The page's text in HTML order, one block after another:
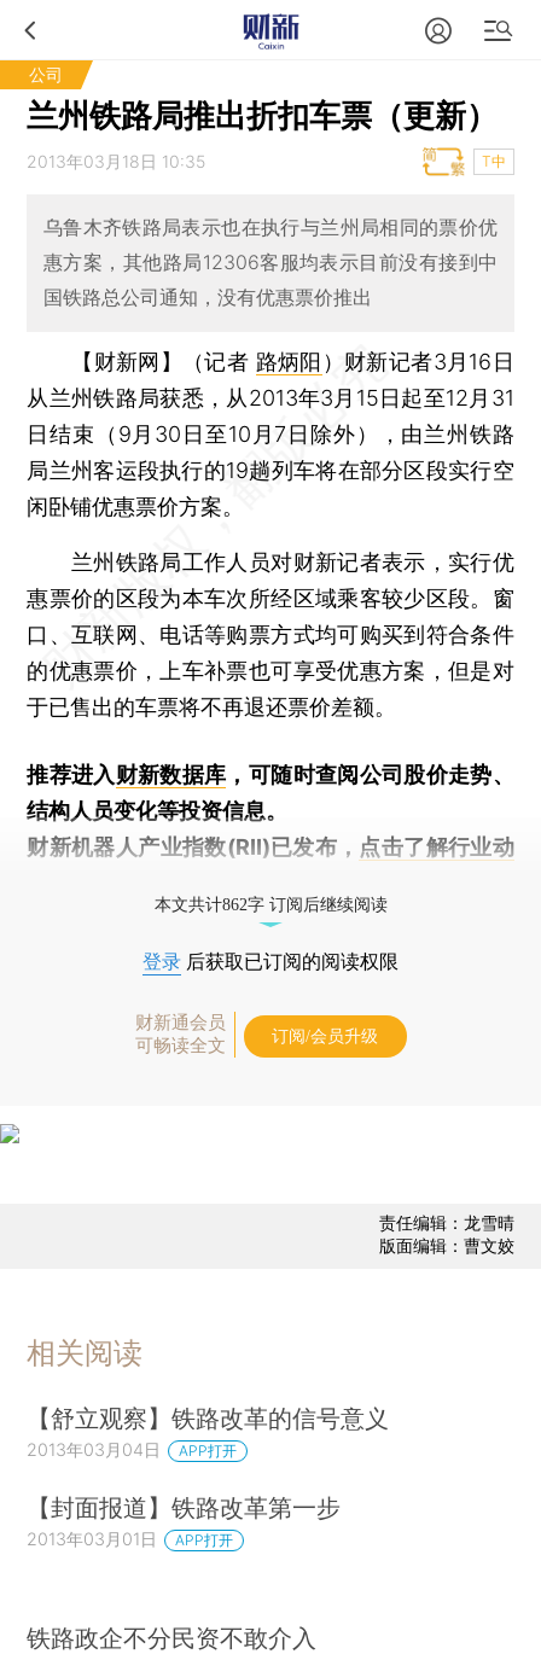
公司
兰州铁路局推出折扣车票（更新）
2013年03月18日 10:35 T中
乌鲁木齐铁路局表示也在执行与兰州局相同的票价优
惠方案，其他路局12306客服均表示目前没有接到中
国铁路总公司通知，没有优惠票价推出
【财新网】（记者 路炳阳 ） 财新记者3月16日
从兰州铁路局获悉，从2013年3月15日起至12月31
日结束（9月30日至10月7日除外），由兰州铁路
局兰州客运段执行的19趟列车将在部分区段实行空
闲卧铺优惠票价方案。
兰州铁路局工作人员对财新记者表示，实行优
惠票价的区段为本车次所经区域乘客较少区段。窗
口、互联网、电话等购票方式均可购买到符合条件
的优惠票价，上车补票也可享受优惠方案，但是对
于已售出的车票将不再退还票价差额。
推荐进入财新数据库 ，可随时查阅公司股价走势、
结构人员变化等投资信息。
财新机器人产业指数(RII)已发布， 点击了解行业动
本文共计862字 订阅后继续阅读
登录 后获取已订阅的阅读权限
财新通会员
可畅读全文
订阅/会员升级
责任编辑：龙雪晴
版面编辑：曹文姣
相关阅读
【舒立观察】铁路改革的信号意义
2013年03月04日 APP打开
【封面报道】铁路改革第一步
2013年03月01日 APP打开
铁路政企不分民资不敢介入